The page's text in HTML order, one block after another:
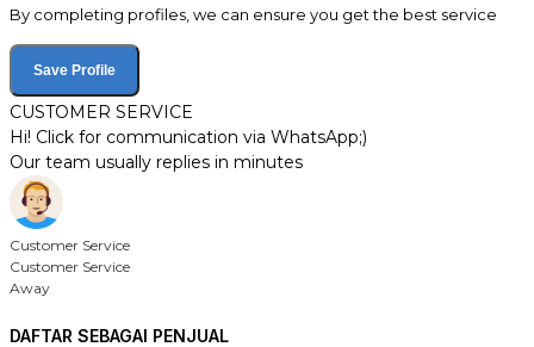
By completing profiles, we can ensure you get the best service
Save Profile
CUSTOMER SERVICE
Hi! Click for communication via WhatsApp;)
Our team usually replies in minutes
Customer Service
Customer Service
Away
DAFTAR SEBAGAI PENJUAL